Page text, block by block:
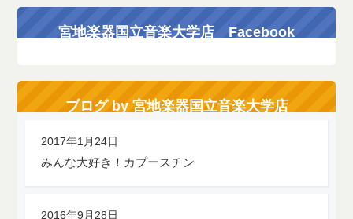
宮地楽器国立音楽大学店 Facebook
ブログ by 宮地楽器国立音楽大学店
2017年1月24日
みんな大好き！カプースチン
2016年9月28日